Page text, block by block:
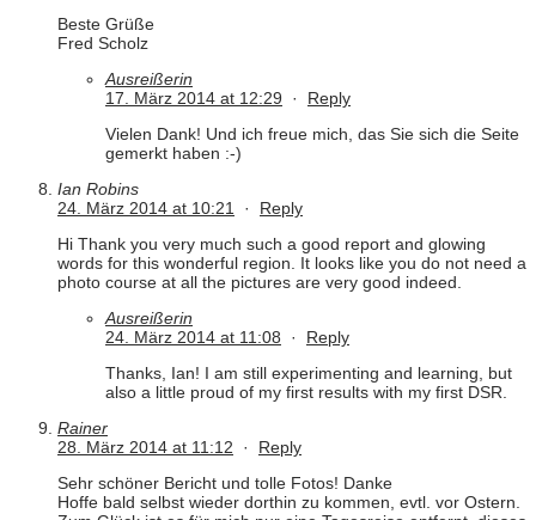
Beste Grüße
Fred Scholz
Ausreißerin
17. März 2014 at 12:29 · Reply
Vielen Dank! Und ich freue mich, das Sie sich die Seite
gemerkt haben :-)
Ian Robins
24. März 2014 at 10:21 · Reply
Hi Thank you very much such a good report and glowing
words for this wonderful region. It looks like you do not need a
photo course at all the pictures are very good indeed.
Ausreißerin
24. März 2014 at 11:08 · Reply
Thanks, Ian! I am still experimenting and learning, but
also a little proud of my first results with my first DSR.
Rainer
28. März 2014 at 11:12 · Reply
Sehr schöner Bericht und tolle Fotos! Danke
Hoffe bald selbst wieder dorthin zu kommen, evtl. vor Ostern.